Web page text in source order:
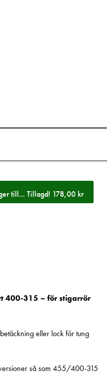
till... Tillagd! 178,00 kr
400-315 – för stigarrör
eller lock för tung
så som 455/400-315